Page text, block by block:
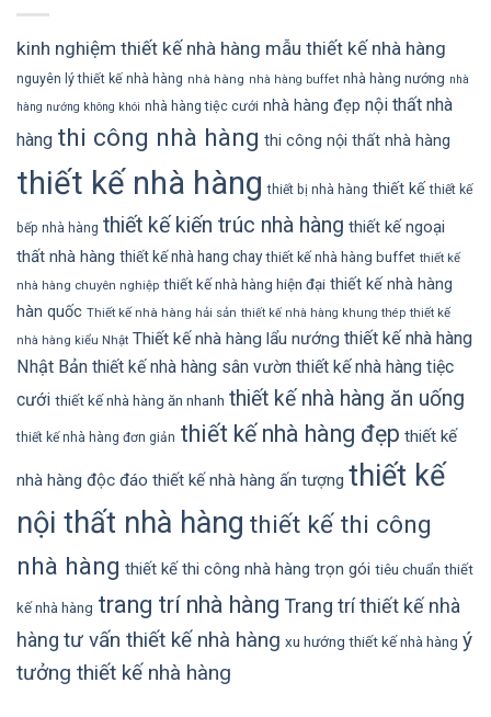
kinh nghiệm thiết kế nhà hàng mẫu thiết kế nhà hàng
nguyên lý thiết kế nhà hàng nhà hàng nhà hàng buffet nhà hàng nướng nhà
hàng nướng không khói nhà hàng tiệc cưới nhà hàng đẹp nội thất nhà
hàng thi công nhà hàng thi công nội thất nhà hàng
thiết kế nhà hàng thiết bị nhà hàng thiết kế thiết kế
bếp nhà hàng thiết kế kiến trúc nhà hàng thiết kế ngoại
thất nhà hàng thiết kế nhà hang chay thiết kế nhà hàng buffet thiết kế
nhà hàng chuyên nghiệp thiết kế nhà hàng hiện đại thiết kế nhà hàng
hàn quốc Thiết kế nhà hàng hải sản thiết kế nhà hàng khung thép thiết kế
nhà hàng kiểu Nhật Thiết kế nhà hàng lẩu nướng thiết kế nhà hàng
Nhật Bản thiết kế nhà hàng sân vườn thiết kế nhà hàng tiệc
cưới thiết kế nhà hàng ăn nhanh thiết kế nhà hàng ăn uống
thiết kế nhà hàng đơn giản thiết kế nhà hàng đẹp thiết kế
nhà hàng độc đáo thiết kế nhà hàng ấn tượng thiết kế
nội thất nhà hàng thiết kế thi công
nhà hàng thiết kế thi công nhà hàng trọn gói tiêu chuẩn thiết
kế nhà hàng trang trí nhà hàng Trang trí thiết kế nhà
hàng tư vấn thiết kế nhà hàng xu hướng thiết kế nhà hàng ý
tưởng thiết kế nhà hàng